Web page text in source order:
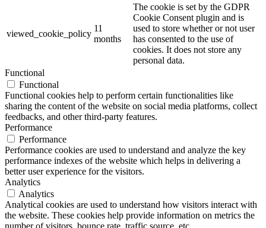
viewed_cookie_policy
11
months
The cookie is set by the GDPR
Cookie Consent plugin and is
used to store whether or not user
has consented to the use of
cookies. It does not store any
personal data.
Functional
Functional
Functional cookies help to perform certain functionalities like
sharing the content of the website on social media platforms, collect
feedbacks, and other third-party features.
Performance
Performance
Performance cookies are used to understand and analyze the key
performance indexes of the website which helps in delivering a
better user experience for the visitors.
Analytics
Analytics
Analytical cookies are used to understand how visitors interact with
the website. These cookies help provide information on metrics the